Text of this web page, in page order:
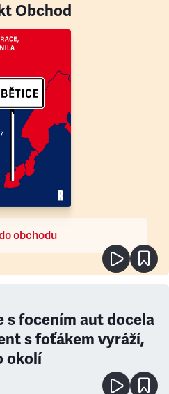
Obchod
obchodu
s focením aut docela
s foťákem vyráží,
okolí